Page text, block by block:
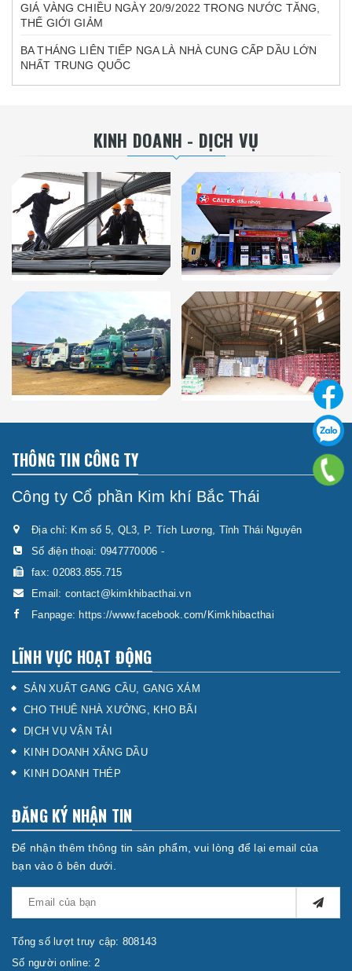
GIÁ VÀNG CHIỀU NGÀY 20/9/2022 TRONG NƯỚC TĂNG,
THẾ GIỚI GIẢM
BA THÁNG LIÊN TIẾP NGA LÀ NHÀ CUNG CẤP DẦU LỚN
NHẤT TRUNG QUỐC
KINH DOANH - DỊCH VỤ
THÔNG TIN CÔNG TY
Công ty Cổ phần Kim khí Bắc Thái
Địa chỉ: Km số 5, QL3, P. Tích Lương, Tỉnh Thái Nguyên
Số điện thoại: 0947770006 -
fax: 02083.855.715
Email: contact@kimkhibacthai.vn
Fanpage: https://www.facebook.com/Kimkhibacthai
LĨNH VỰC HOẠT ĐỘNG
SẢN XUẤT GANG CẦU, GANG XÁM
CHO THUÊ NHÀ XƯỞNG, KHO BÃI
DỊCH VỤ VẬN TẢI
KINH DOANH XĂNG DẦU
KINH DOANH THÉP
ĐĂNG KÝ NHẬN TIN
Để nhận thêm thông tin sản phẩm, vui lòng để lại email của
bạn vào ô bên dưới.
Tổng số lượt truy cập: 808143
Số người online: 2